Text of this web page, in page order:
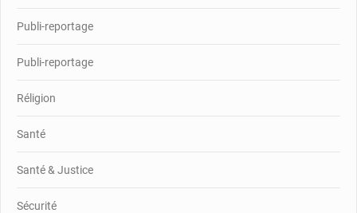
Publi-reportage
Publi-reportage
Réligion
Santé
Santé & Justice
Sécurité